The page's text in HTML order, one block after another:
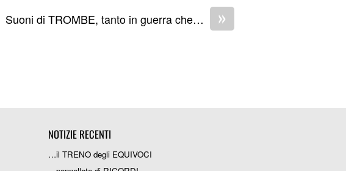
»
Suoni di TROMBE, tanto in guerra che…
NOTIZIE RECENTI
…il TRENO degli EQUIVOCI